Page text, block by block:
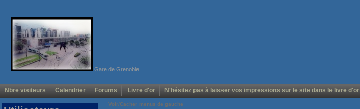
Gare de Grenoble
Nbre visiteurs Calendrier Forums Livre d'or N'hésitez pas à laisser vos impressions sur le site dans le livre d'or
Voir/Cacher menus de gauche